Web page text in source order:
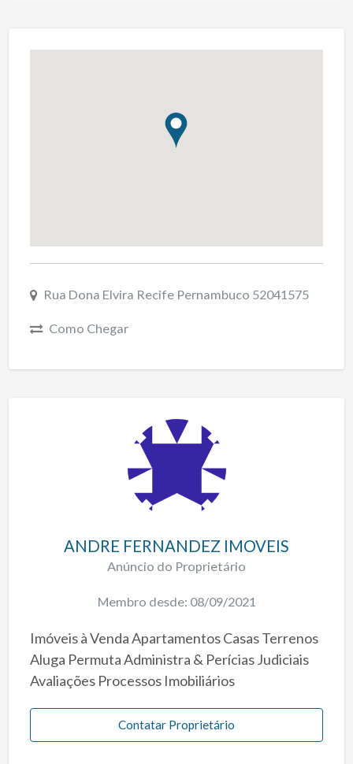
Rua Dona Elvira Recife Pernambuco 52041575
Como Chegar
ANDRE FERNANDEZ IMOVEIS
Anúncio do Proprietário
Membro desde: 08/09/2021
Imóveis à Venda Apartamentos Casas Terrenos
Aluga Permuta Administra & Perícias Judiciais
Avaliações Processos Imobiliários
Contatar Proprietário